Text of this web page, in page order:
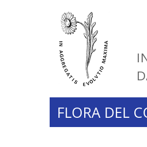
FLORA DEL